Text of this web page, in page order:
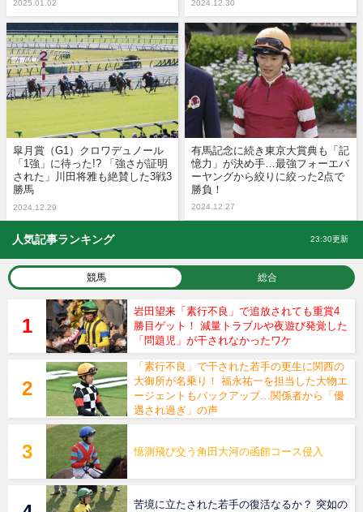
2025.01.02 2024.12.30
皐月賞（G1）クロワデュノール
「1強」に待った!? 「強さが証明
された」川田将雅も絶賛した3戦3
勝馬
2024.12.29
有馬記念に続き東京大賞典も「記
憶力」が決め手…最強フォーエバ
ーヤングから絞りに絞った2点で
勝負！
2024.12.27
人気記事ランキング 23:30更新
競馬 総合
岩田望来「素行不良」で追放されても重賞4
勝目ゲット！ 減量トラブルや夜遊び発覚した
「問題児」が干されなかったワケ
「素行不良」で干された若手の更生に関西の
大御所が名乗り！ 福永祐一を担当した大物エ
ージェントもバックアップ…関係者から「優
遇され過ぎ」の声
憶測飛び交う角田大河の函館コース侵入
苦境に立たされた若手の復活なるか？ 突如の